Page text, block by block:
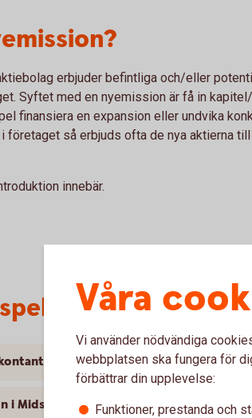
erbjuder befintliga och/eller
Syftet med en nyemission är få in
finansiera en expansion eller undvika
företaget så erbjuds ofta de nya aktierna
innebär.
och
budpliktsbud till aktieägarna i
i Midsummer AB (publ)
Våra
Vi använder nödvändiga
webbplatsen ska fungera för
förbättrar din upplevelse:
Funktioner, prestanda och